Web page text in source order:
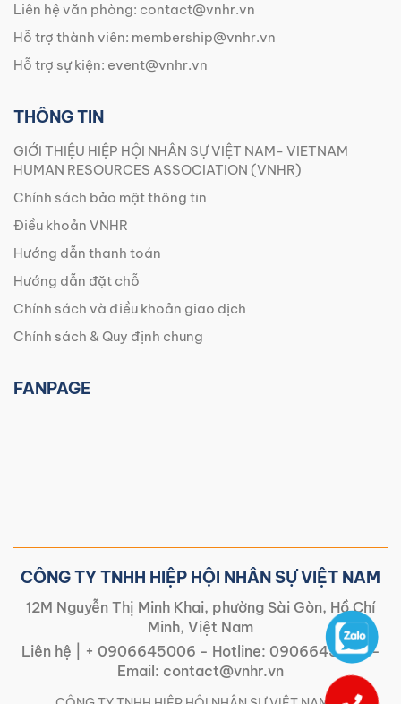
Liên hệ văn phòng: contact@vnhr.vn
Hỗ trợ thành viên: membership@vnhr.vn
Hỗ trợ sự kiện: event@vnhr.vn
THÔNG TIN
GIỚI THIỆU HIỆP HỘI NHÂN SỰ VIỆT NAM- VIETNAM
HUMAN RESOURCES ASSOCIATION (VNHR)
Chính sách bảo mật thông tin
Điều khoản VNHR
Hướng dẫn thanh toán
Hướng dẫn đặt chỗ
Chính sách và điều khoản giao dịch
Chính sách & Quy định chung
FANPAGE
CÔNG TY TNHH HIỆP HỘI NHÂN SỰ VIỆT NAM
12M Nguyễn Thị Minh Khai, phường Sài Gòn, Hồ Chí
Minh, Việt Nam
Liên hệ |
+ 0906645006 - Hotline: 0906645006-
Email: contact@vnhr.vn